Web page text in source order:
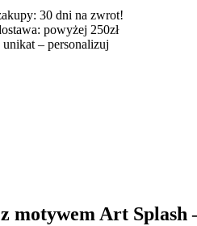
30 dni na zwrot!
powyżej 250zł
– personalizuj
motywem Art Splash